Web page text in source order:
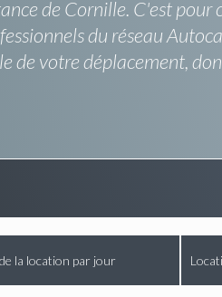
de Cornille. C'est
du réseau
votre déplacement,
la location par jour